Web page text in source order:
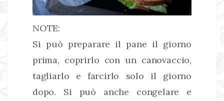
NOTE:
Si può preparare il pane il giorno
prima, coprirlo con un canovaccio,
tagliarlo e farcirlo solo il giorno
dopo. Si può anche congelare e